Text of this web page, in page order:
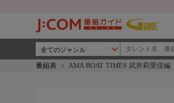
番組表 AMA BOAT TIMES 武井莉里佳編